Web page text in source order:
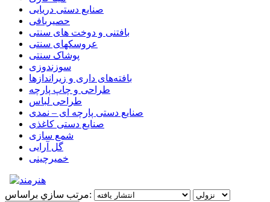
صنایع دستی دریایی
حصیربافی
بافتنی‌ و دوخت های سنتی
عروسکهای سنتی
پوشاک سنتی
سوزندوزی
بافته‌های داری و زیراندازها
طراحی و چاپ پارچه
طراحی لباس
صنایع دستی پارچه ای – نمدی
صنایع دستی کاغذی
شمع سازی
گل آرایی
خمیرچینی
مرتب سازي براساس: